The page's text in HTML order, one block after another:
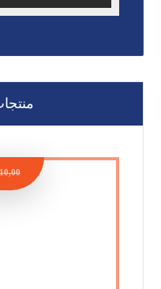
10,00